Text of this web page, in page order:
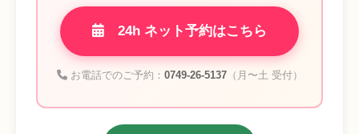
24h ネット予約はこちら
お電話でのご予約： 0749-26-5137（月〜土 受付）